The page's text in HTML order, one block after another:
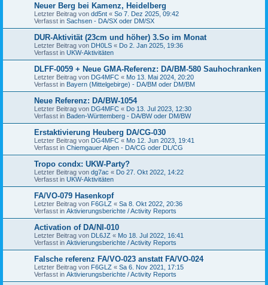
Neuer Berg bei Kamenz, Heidelberg
Letzter Beitrag von dd5nt « So 7. Dez 2025, 09:42
Verfasst in Sachsen - DA/SX oder DM/SX
DUR-Aktivität (23cm und höher) 3.So im Monat
Letzter Beitrag von DH0LS « Do 2. Jan 2025, 19:36
Verfasst in UKW-Aktivitäten
DLFF-0059 + Neue GMA-Referenz: DA/BM-580 Sauhochranken
Letzter Beitrag von DG4MFC « Mo 13. Mai 2024, 20:20
Verfasst in Bayern (Mittelgebirge) - DA/BM oder DM/BM
Neue Referenz: DA/BW-1054
Letzter Beitrag von DG4MFC « Do 13. Jul 2023, 12:30
Verfasst in Baden-Württemberg - DA/BW oder DM/BW
Erstaktivierung Heuberg DA/CG-030
Letzter Beitrag von DG4MFC « Mo 12. Jun 2023, 19:41
Verfasst in Chiemgauer Alpen - DA/CG oder DL/CG
Tropo condx: UKW-Party?
Letzter Beitrag von dg7ac « Do 27. Okt 2022, 14:22
Verfasst in UKW-Aktivitäten
FA/VO-079 Hasenkopf
Letzter Beitrag von F6GLZ « Sa 8. Okt 2022, 20:36
Verfasst in Aktivierungsberichte / Activity Reports
Activation of DA/NI-010
Letzter Beitrag von DL6JZ « Mo 18. Jul 2022, 16:41
Verfasst in Aktivierungsberichte / Activity Reports
Falsche referenz FA/VO-023 anstatt FA/VO-024
Letzter Beitrag von F6GLZ « Sa 6. Nov 2021, 17:15
Verfasst in Aktivierungsberichte / Activity Reports